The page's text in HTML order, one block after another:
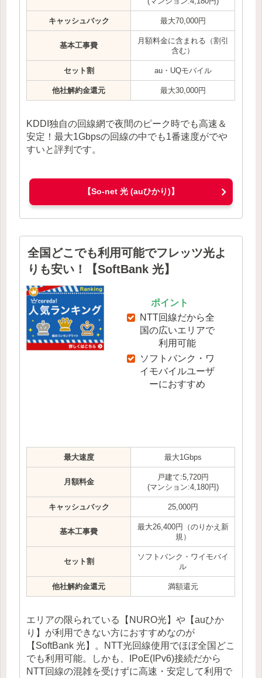
キャッシュバック 最大70,000円
基本工事費
月額料金に含まれる（割引
含む）
セット割 au・UQモバイル
他社解約金還元 最大30,000円
KDDI独自の回線網で夜間のピーク時でも高速＆
安定！最大1Gbpsの回線の中でも1番速度がでや
すいと評判です。
【So-net 光 (auひかり)】
全国どこでも利用可能でフレッツ光よ
りも安い！【SoftBank 光】
ポイント
NTT回線だから全
国の広いエリアで
利用可能
ソフトバンク・ワ
イモバイルユーザ
ーにおすすめ
最大速度 最大1Gbps
月額料金
戸建て:5,720円
(マンション:4,180円)
キャッシュバック 25,000円
基本工事費
最大26,400円（のりかえ新
規）
セット割
ソフトバンク・ワイモバイ
ル
他社解約金還元 満額還元
エリアの限られている【NURO光】や【auひか
り】が利用できない方におすすめなのが
【SoftBank 光】。NTT光回線使用でほぼ全国どこ
でも利用可能。しかも、IPoE(IPv6)接続だから
NTT回線の混雑を受けずに高速・安定して利用で